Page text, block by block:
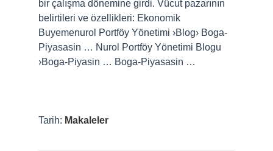
bir çalışma dönemine girdi. Vücut pazarının
belirtileri ve özellikleri: Ekonomik
Buyemenurol Portföy Yönetimi ›Blog› Boga-
Piyasasin … Nurol Portföy Yönetimi Blogu
›Boga-Piyasin … Boga-Piyasasin …
Tarih: Makaleler